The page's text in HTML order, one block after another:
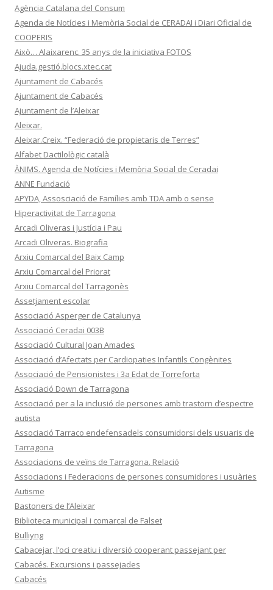
Agència Catalana del Consum
Agenda de Notícies i Memòria Social de CERADAI i Diari Oficial de
COOPERIS
Això… Alaixarenc. 35 anys de la iniciativa FOTOS
Ajuda.gestió.blocs.xtec.cat
Ajuntament de Cabacés
Ajuntament de Cabacés
Ajuntament de l’Aleixar
Aleixar.
Aleixar.Creix. “Federació de propietaris de Terres”
Alfabet Dactilològic català
ÀNIMS. Agenda de Notícies i Memòria Social de Ceradai
ANNE Fundació
APYDA, Assosciació de Famílies amb TDA amb o sense
Hiperactivitat de Tarragona
Arcadi Oliveras i Justícia i Pau
Arcadi Oliveras. Biografia
Arxiu Comarcal del Baix Camp
Arxiu Comarcal del Priorat
Arxiu Comarcal del Tarragonès
Assetjament escolar
Associació Asperger de Catalunya
Associació Ceradai 003B
Associació Cultural Joan Amades
Associació d’Afectats per Cardiopaties Infantils Congènites
Associació de Pensionistes i 3a Edat de Torreforta
Associació Down de Tarragona
Associació per a la inclusió de persones amb trastorn d’espectre
autista
Associació Tarraco endefensadels consumidorsi dels usuaris de
Tarragona
Associacions de veïns de Tarragona. Relació
Associacions i Federacions de persones consumidores i usuàries
Autisme
Bastoners de l’Aleixar
Biblioteca municipal i comarcal de Falset
Bulliyng
Cabacejar, l’oci creatiu i diversió cooperant passejant per
Cabacés. Excursions i passejades
Cabacés